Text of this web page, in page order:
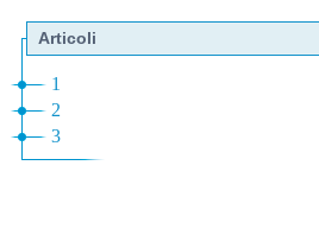
Articoli
1
2
3